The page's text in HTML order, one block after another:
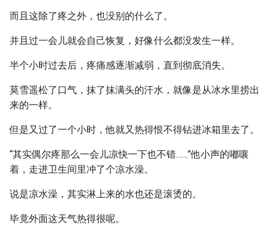
而且这除了疼之外，也没别的什么了。
并且过一会儿就会自己恢复，好像什么都没发生一样。
半个小时过去后，疼痛感逐渐减弱，直到彻底消失。
莫雪遥松了口气，抹了抹满头的汗水，就像是从冰水里捞出
来的一样。
但是又过了一个小时，他就又热得恨不得钻进冰箱里去了。
“其实偶尔疼那么一会儿凉快一下也不错……”他小声的嘟嚷
着，走进卫生间里冲了个凉水澡。
说是凉水澡，其实淋上来的水也还是滚烫的。
毕竟外面这天气热得很呢。